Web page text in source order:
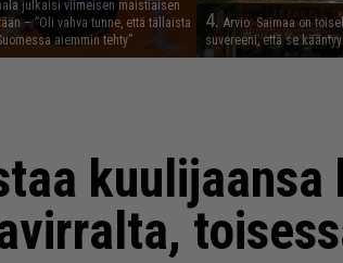
julkaisi viimeisen maistiaisen
– ”Oli vahva tunne, että tällaista
aiemmin tehty”
4. Arvio: Saimaa on
suvereeni, että se
kuulijaansa